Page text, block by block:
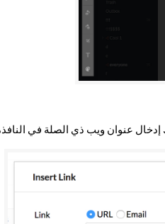
عنوان ويب ذي الصلة في